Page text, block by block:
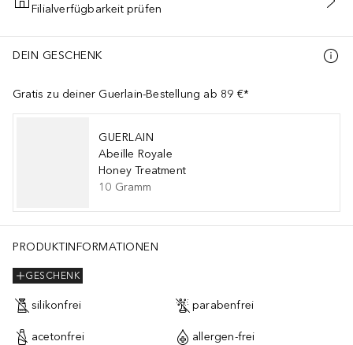
IN DEN WARENKORB
Filialverfügbarkeit prüfen
DEIN GESCHENK
Gratis zu deiner Guerlain-Bestellung ab 89 €*
GUERLAIN
Abeille Royale
Honey Treatment
10 Gramm
PRODUKTINFORMATIONEN
GESCHENK
silikonfrei parabenfrei
acetonfrei allergen-frei